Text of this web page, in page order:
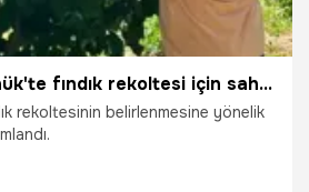
Mudurnu ve Göynük'te fındık rekoltesi için sahadan veri toplandı
rekoltesinin belirlenmesine yönelik